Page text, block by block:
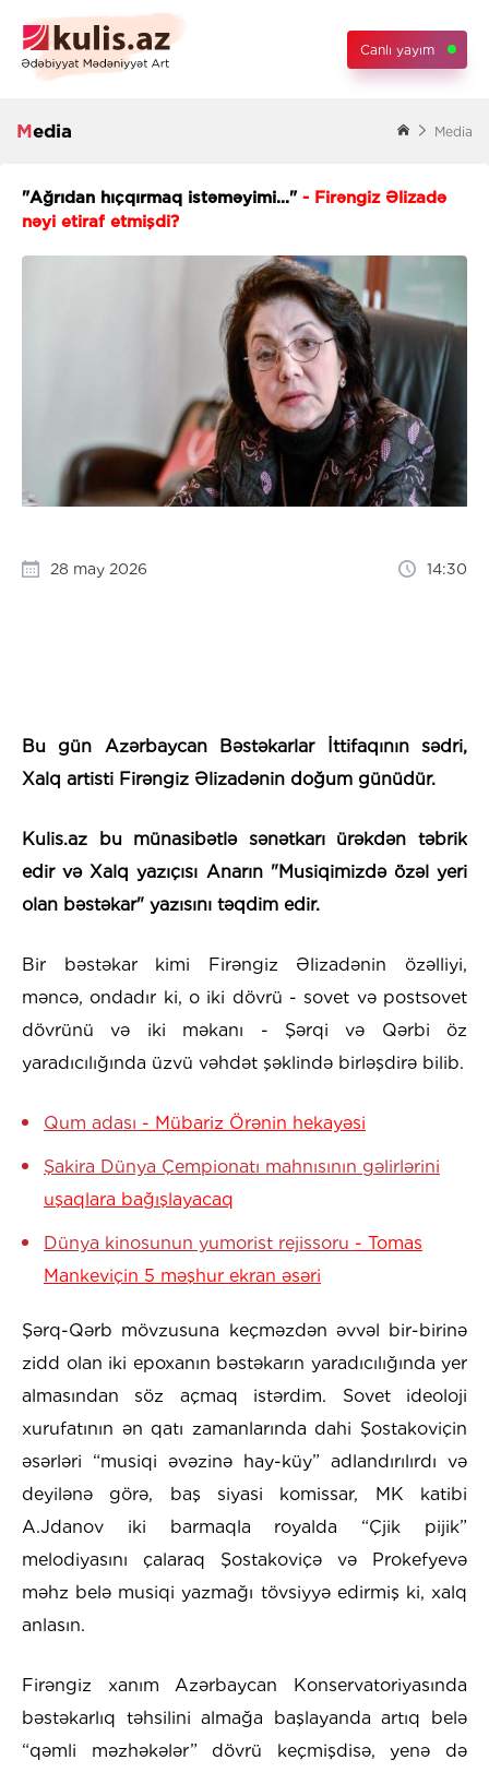
Canlı yayım
Media Media
"Ağrıdan hıçqırmaq istəməyimi..." - Firəngiz Əlizadə
nəyi etiraf etmişdi?
28 may 2026 14:30
Bu gün Azərbaycan Bəstəkarlar İttifaqının sədri,
Xalq artisti Firəngiz Əlizadənin doğum günüdür.
Kulis.az bu münasibətlə sənətkarı ürəkdən təbrik
edir və Xalq yazıçısı Anarın "Musiqimizdə özəl yeri
olan bəstəkar" yazısını təqdim edir.
Bir bəstəkar kimi Firəngiz Əlizadənin özəlliyi,
məncə, ondadır ki, o iki dövrü - sovet və postsovet
dövrünü və iki məkanı - Şərqi və Qərbi öz
yaradıcılığında üzvü vəhdət şəklində birləşdirə bilib.
Qum adası - Mübariz Örənin hekayəsi
Şakira Dünya Çempionatı mahnısının gəlirlərini
uşaqlara bağışlayacaq
Dünya kinosunun yumorist rejissoru - Tomas
Mankeviçin 5 məşhur ekran əsəri
Şərq-Qərb mövzusuna keçməzdən əvvəl bir-birinə
zidd olan iki epoxanın bəstəkarın yaradıcılığında yer
almasından söz açmaq istərdim. Sovet ideoloji
xurufatının ən qatı zamanlarında dahi Şostakoviçin
əsərləri “musiqi əvəzinə hay-küy” adlandırılırdı və
deyilənə görə, baş siyasi komissar, MK katibi
A.Jdanov iki barmaqla royalda “Çjik pijik”
melodiyasını çalaraq Şostakoviçə və Prokefyevə
məhz belə musiqi yazmağı tövsiyyə edirmiş ki, xalq
anlasın.
Firəngiz xanım Azərbaycan Konservatoriyasında
bəstəkarlıq təhsilini almağa başlayanda artıq belə
“qəmli məzhəkələr” dövrü keçmişdisə, yenə də